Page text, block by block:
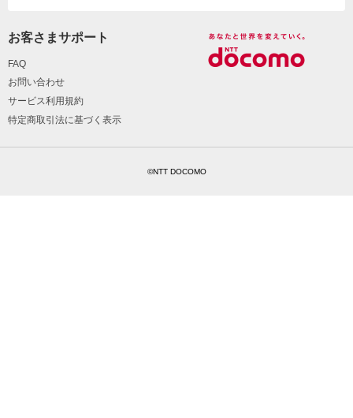
お客さまサポート
FAQ
お問い合わせ
サービス利用規約
特定商取引法に基づく表示
©NTT DOCOMO